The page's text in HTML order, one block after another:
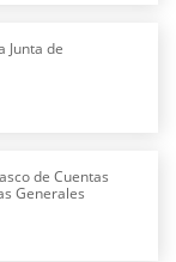
Junta de
de Cuentas
Generales